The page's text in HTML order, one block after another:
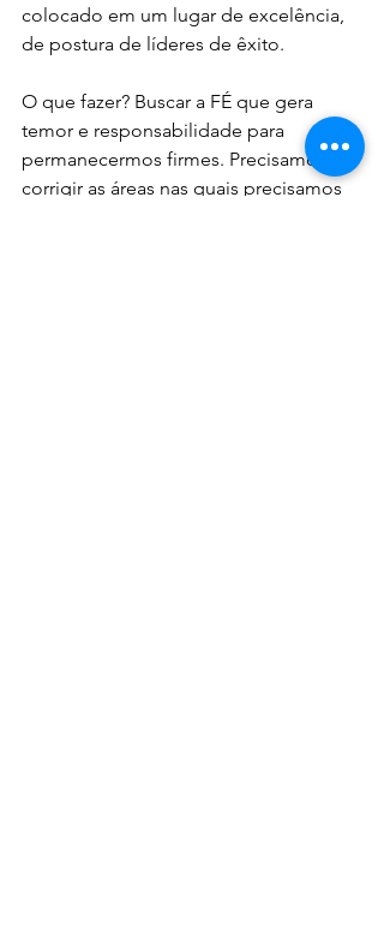
colocado em um lugar de excelência,
de postura de líderes de êxito.
O que fazer? Buscar a FÉ que gera
temor e responsabilidade para
permanecermos firmes. Precisamos
corrigir as áreas nas quais precisamos